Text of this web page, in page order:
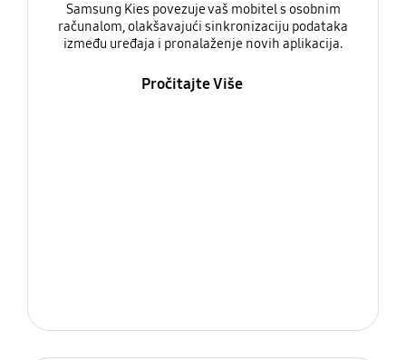
Samsung Kies povezuje vaš mobitel s osobnim
računalom, olakšavajući sinkronizaciju podataka
između uređaja i pronalaženje novih aplikacija.
Pročitajte Više